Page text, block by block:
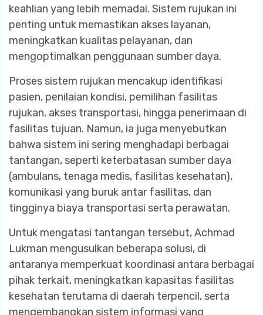
keahlian yang lebih memadai. Sistem rujukan ini
penting untuk memastikan akses layanan,
meningkatkan kualitas pelayanan, dan
mengoptimalkan penggunaan sumber daya.
Proses sistem rujukan mencakup identifikasi
pasien, penilaian kondisi, pemilihan fasilitas
rujukan, akses transportasi, hingga penerimaan di
fasilitas tujuan. Namun, ia juga menyebutkan
bahwa sistem ini sering menghadapi berbagai
tantangan, seperti keterbatasan sumber daya
(ambulans, tenaga medis, fasilitas kesehatan),
komunikasi yang buruk antar fasilitas, dan
tingginya biaya transportasi serta perawatan.
Untuk mengatasi tantangan tersebut, Achmad
Lukman mengusulkan beberapa solusi, di
antaranya memperkuat koordinasi antara berbagai
pihak terkait, meningkatkan kapasitas fasilitas
kesehatan terutama di daerah terpencil, serta
mengembangkan sistem informasi yang